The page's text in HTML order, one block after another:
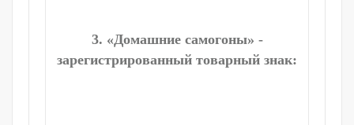
3. «Домашние самогоны» -
зарегистрированный товарный знак: